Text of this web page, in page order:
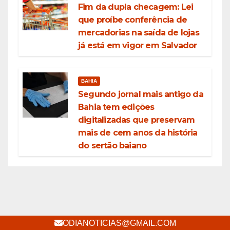
Fim da dupla checagem: Lei
que proíbe conferência de
mercadorias na saída de lojas
já está em vigor em Salvador
BAHIA
Segundo jornal mais antigo da
Bahia tem edições
digitalizadas que preservam
mais de cem anos da história
do sertão baiano
ODIANOTICIAS@GMAIL.COM